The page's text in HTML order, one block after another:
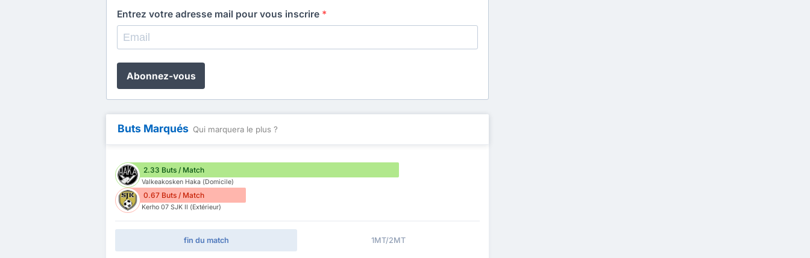
Entrez votre adresse mail pour vous inscrire *
Abonnez-vous
Buts Marqués Qui marquera le plus ?
2.33 Buts / Match
Valkeakosken Haka (Domicile)
0.67 Buts / Match
Kerho 07 SJK II (Extérieur)
fin du match 1MT/2MT